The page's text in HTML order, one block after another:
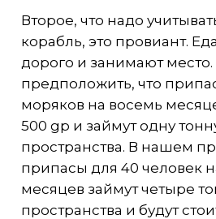
Второе, что надо
корабль, это провиант.
дорого и занимают
предположить, что
моряков на восемь
500 gp и займут одну
пространства. В нашем
припасы для 40 человек
месяцев займут четыре
пространства и будут